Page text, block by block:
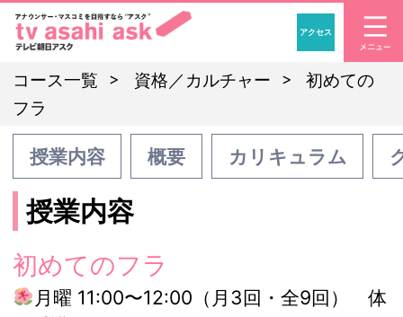
「アナウンサー・マ
アクセス
コース一覧 資格／カルチャー
初めての
フラ
授業内容 概要 カリキュラム
授業内容
初めてのフラ
月曜 11:00〜12:00（月3回・全9回） 体